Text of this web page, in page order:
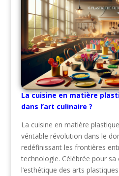
La cuisine en matière
dans l’art culinaire ?
La cuisine en matière
véritable révolution dans le
redéfinissant les frontières
technologie. Célébrée pour
l’esthétique des arts